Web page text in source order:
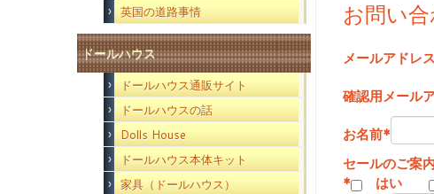
英国の道路事情
ドールハウス
ドールハウス通販サイト
ドールハウスの話
Dolls House
ドールハウス本体キット
家具（ドールハウス）
お問い
メールアドレス
確認用メール
お名前*
セールのご案
*
はい